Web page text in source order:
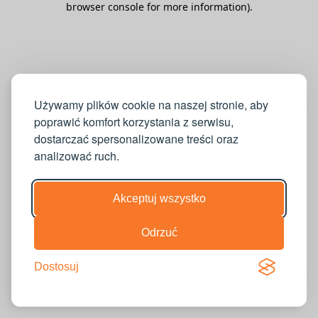
Używamy plików cookie na naszej stronie, aby
poprawić komfort korzystania z serwisu,
dostarczać spersonalizowane treści oraz
analizować ruch.
Akceptuj wszystko
Odrzuć
Dostosuj
browser console for more information).